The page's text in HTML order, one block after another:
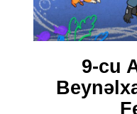
9-cu